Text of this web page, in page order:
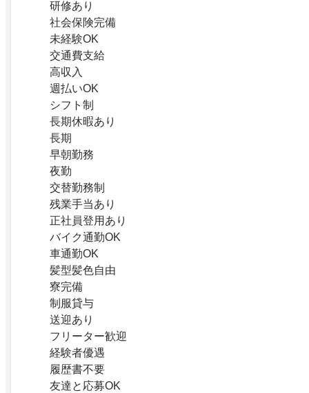
研修あり
社会保険完備
未経験OK
交通費支給
高収入
週払いOK
シフト制
長期休暇あり
長期
早朝勤務
夜勤
交替勤務制
残業手当あり
正社員登用あり
バイク通勤OK
車通勤OK
髪型髪色自由
寮完備
制服貸与
送迎あり
フリーター歓迎
経験者優遇
履歴書不要
友達と応募OK